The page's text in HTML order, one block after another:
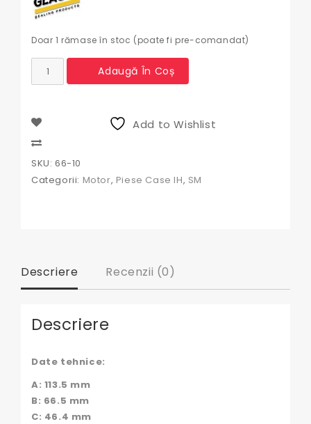
Doar 1 rămase în stoc (poate fi pre-comandat)
Cantitate
Garnitura
IH
Adaugă În Coș
Add to Wishlist
SKU: 66-10
Categorii: Motor, Piese Case IH, SM
Descriere Recenzii (0)
Descriere
Date tehnice:
A: 113.5 mm
B: 66.5 mm
C: 46.4 mm